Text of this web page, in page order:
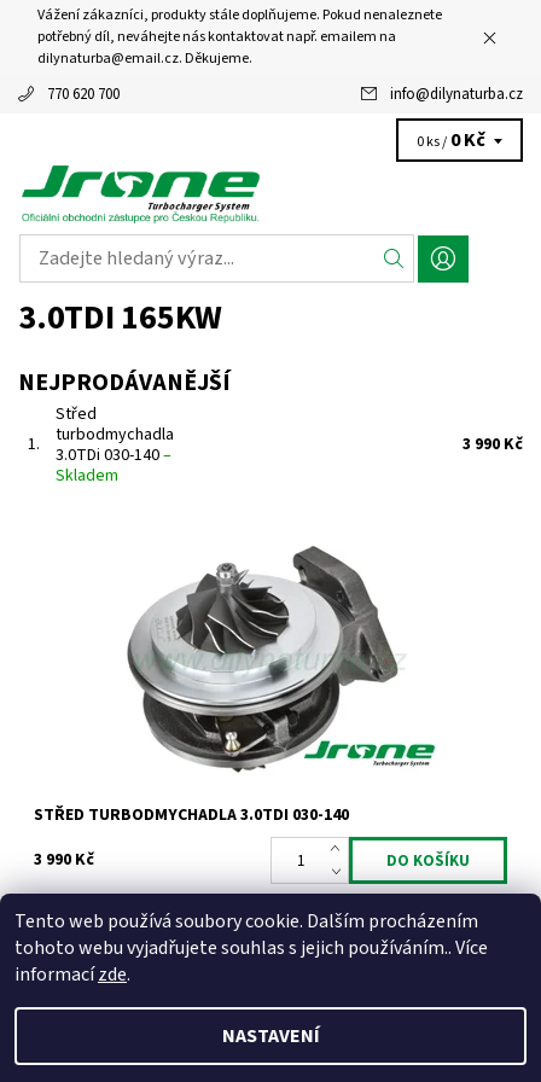
Vážení zákazníci, produkty stále doplňujeme. Pokud nenaleznete
potřebný díl, neváhejte nás kontaktovat např. emailem na
dilynaturba@email.cz. Děkujeme.
770 620 700 info@dilynaturba.cz
0 ks / 0 Kč
3.0TDI 165KW
NEJPRODÁVANĚJŠÍ
1.
Střed
turbodmychadla
3.0TDi 030-140–
Skladem
3 990 Kč
Kompletní vyvážený střed turbodmychadla typu KKK pro 3.0TDi
150kW 155kW 165kW 171kW ASB BKN BNG BMK BUN BUG BKS.
Skladem
729
Jrone
2 roky
STŘED TURBODMYCHADLA 3.0TDI 030-140
3 990 Kč
nastavení cookies
Tento web používá soubory cookie. Dalším procházením
tohoto webu vyjadřujete souhlas s jejich používáním.. Více
informacízde.
NASTAVENÍ